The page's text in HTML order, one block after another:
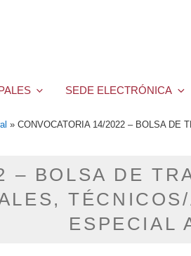
SEDE ELECTRÓNICA
» CONVOCATORIA 14/2022 – BOLSA DE
– BOLSA DE
ESPECIAL